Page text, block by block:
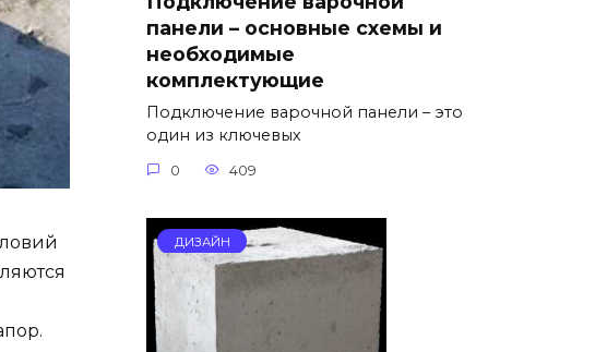
панели – основные схемы и
необходимые
комплектующие
Подключение варочной панели – это
один из ключевых
0 409
ДИЗАЙН